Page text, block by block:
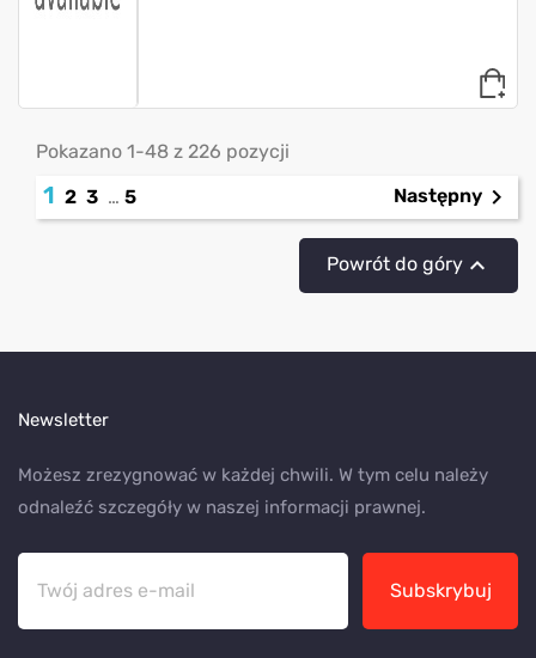
Pokazano 1-48 z 226 pozycji
1 2 3 … 5 Następny 
Powrót do góry
Newsletter
Możesz zrezygnować w każdej chwili. W tym celu należy
odnaleźć szczegóły w naszej informacji prawnej.
Subskrybuj